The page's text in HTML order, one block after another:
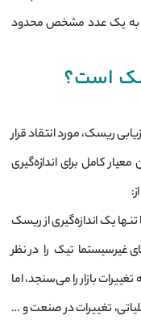
به یک عدد مشخص محدود
است؟
ریسک، مورد انتقاد قرار
کامل برای اندازه‌گیری
یک اندازه‌گیری از ریسک
را در نظر
بازار را می‌سنجد، اما
تغییرات در صنعت و …